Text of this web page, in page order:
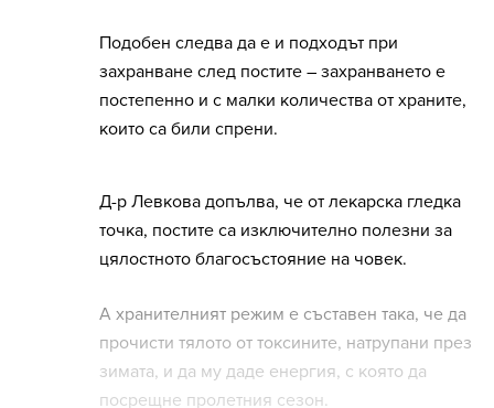
Подобен следва да е и подходът при
захранване след постите – захранването е
постепенно и с малки количества от храните,
които са били спрени.
Д-р Левкова допълва, че от лекарска гледка
точка, постите са изключително полезни за
цялостното благосъстояние на човек.
А хранителният режим е съставен така, че да
прочисти тялото от токсините, натрупани през
зимата, и да му даде енергия, с която да
посрещне пролетния сезон.